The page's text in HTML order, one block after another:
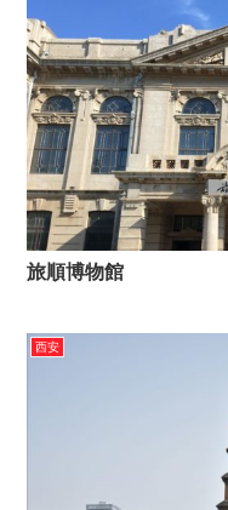
旅順博物館
西安